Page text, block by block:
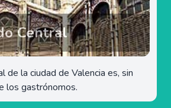
Central
de la ciudad de Valencia es, sin
los gastrónomos.